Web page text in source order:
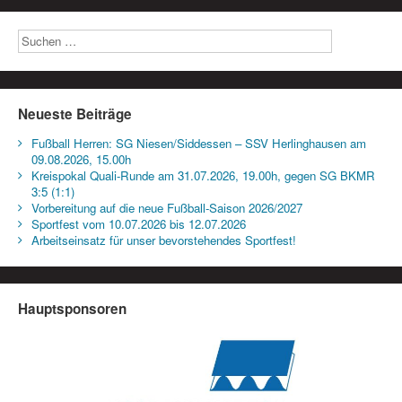
Neueste Beiträge
Fußball Herren: SG Niesen/Siddessen – SSV Herlinghausen am
09.08.2026, 15.00h
Kreispokal Quali-Runde am 31.07.2026, 19.00h, gegen SG BKMR
3:5 (1:1)
Vorbereitung auf die neue Fußball-Saison 2026/2027
Sportfest vom 10.07.2026 bis 12.07.2026
Arbeitseinsatz für unser bevorstehendes Sportfest!
Hauptsponsoren